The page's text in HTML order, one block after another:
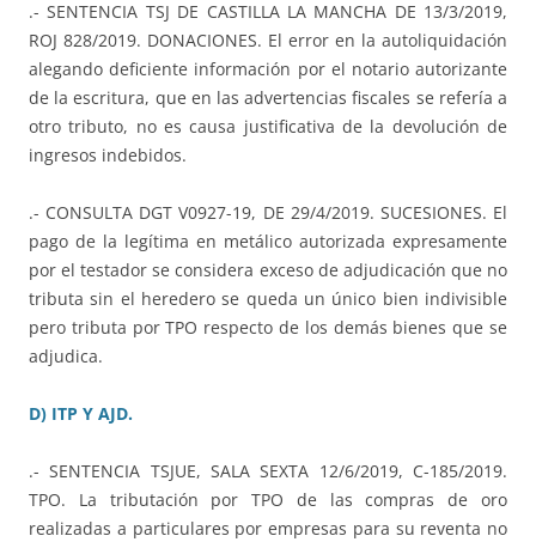
.- SENTENCIA TSJ DE CASTILLA LA MANCHA DE 13/3/2019,
ROJ 828/2019. DONACIONES. El error en la autoliquidación
alegando deficiente información por el notario autorizante
de la escritura, que en las advertencias fiscales se refería a
otro tributo, no es causa justificativa de la devolución de
ingresos indebidos.
.- CONSULTA DGT V0927-19, DE 29/4/2019. SUCESIONES. El
pago de la legítima en metálico autorizada expresamente
por el testador se considera exceso de adjudicación que no
tributa sin el heredero se queda un único bien indivisible
pero tributa por TPO respecto de los demás bienes que se
adjudica.
D) ITP Y AJD.
.- SENTENCIA TSJUE, SALA SEXTA 12/6/2019, C-185/2019.
TPO. La tributación por TPO de las compras de oro
realizadas a particulares por empresas para su reventa no